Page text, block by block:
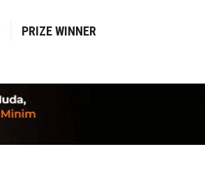
PRIZE WINNER